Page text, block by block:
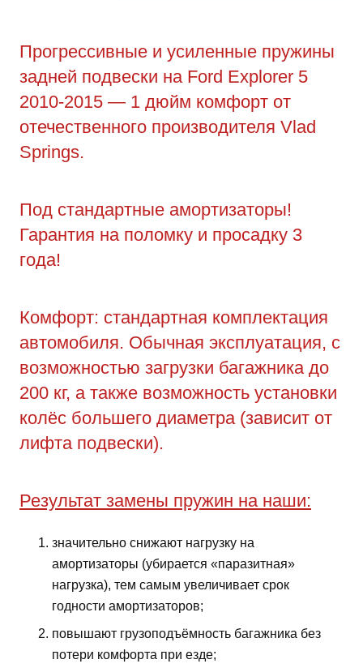
Прогрессивные и усиленные пружины
задней подвески на Ford Explorer 5
2010-2015 — 1 дюйм комфорт от
отечественного производителя Vlad
Springs.
Под стандартные амортизаторы!
Гарантия на поломку и просадку 3
года!
Комфорт: стандартная комплектация
автомобиля. Обычная эксплуатация, с
возможностью загрузки багажника до
200 кг, а также возможность установки
колёс большего диаметра (зависит от
лифта подвески).
Результат замены пружин на наши:
значительно снижают нагрузку на
амортизаторы (убирается «паразитная»
нагрузка), тем самым увеличивает срок
годности амортизаторов;
повышают грузоподъёмность багажника без
потери комфорта при езде;